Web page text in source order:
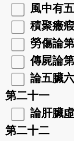
風中有
積聚癥
勞傷論
傳屍論
論五臟
第二十一
論肝臟
第二十二